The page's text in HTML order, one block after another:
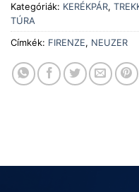
Kategóriák: KERÉKPÁR,
TÚRA
Címkék: FIRENZE, NEUZER